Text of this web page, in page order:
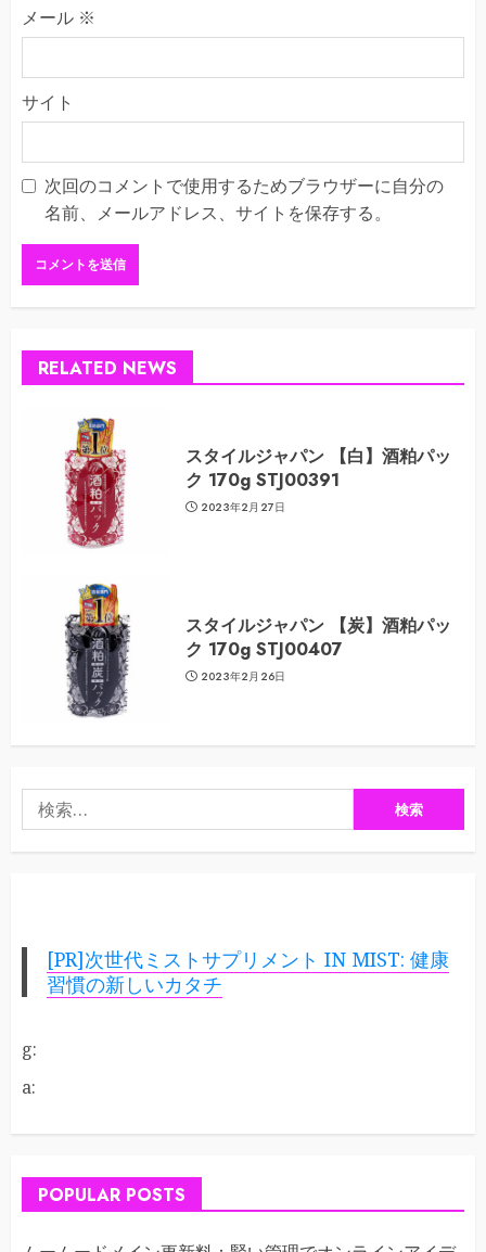
メール ※
サイト
次回のコメントで使用するためブラウザーに自分の
名前、メールアドレス、サイトを保存する。
RELATED NEWS
スタイルジャパン 【白】酒粕パッ
ク 170g STJ00391
2023年2月27日
スタイルジャパン 【炭】酒粕パッ
ク 170g STJ00407
2023年2月26日
索:
[PR]次世代ミストサプリメント IN MIST: 健康
習慣の新しいカタチ
g:
a:
POPULAR POSTS